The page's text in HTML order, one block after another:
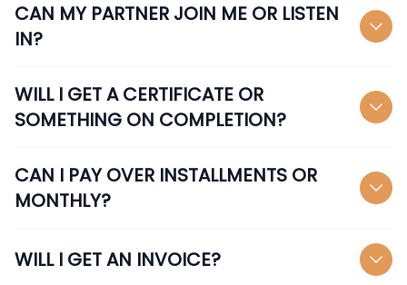
CAN MY PARTNER JOIN ME OR LISTEN
IN?
WILL I GET A CERTIFICATE OR
SOMETHING ON COMPLETION?
CAN I PAY OVER INSTALLMENTS OR
MONTHLY?
WILL I GET AN INVOICE?